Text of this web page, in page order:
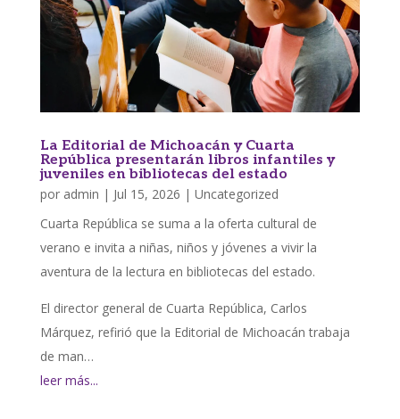
La Editorial de Michoacán y Cuarta
República presentarán libros infantiles y
juveniles en bibliotecas del estado
por admin | Jul 15, 2026 | Uncategorized
Cuarta República se suma a la oferta cultural de
verano e invita a niñas, niños y jóvenes a vivir la
aventura de la lectura en bibliotecas del estado.
El director general de Cuarta República, Carlos
Márquez, refirió que la Editorial de Michoacán trabaja
de man…
leer más...